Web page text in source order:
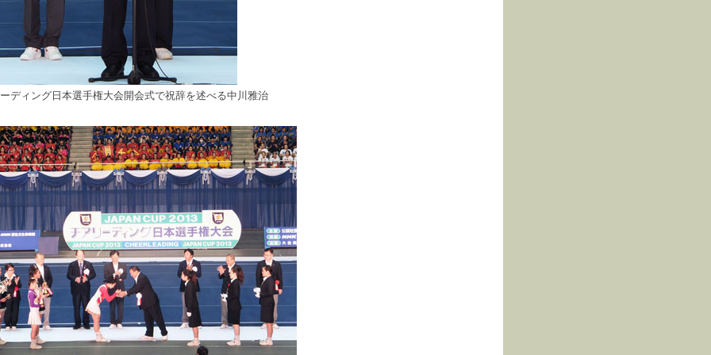
ディング日本選手権大会開会式で祝辞を述べる中川雅治